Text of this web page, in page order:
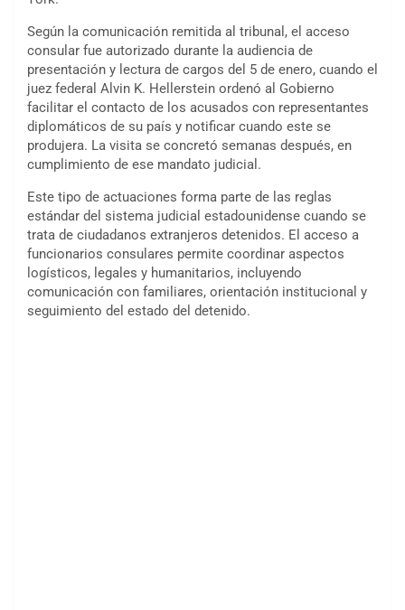
Según la comunicación remitida al tribunal, el acceso
consular fue autorizado durante la audiencia de
presentación y lectura de cargos del 5 de enero, cuando el
juez federal Alvin K. Hellerstein ordenó al Gobierno
facilitar el contacto de los acusados con representantes
diplomáticos de su país y notificar cuando este se
produjera. La visita se concretó semanas después, en
cumplimiento de ese mandato judicial.
Este tipo de actuaciones forma parte de las reglas
estándar del sistema judicial estadounidense cuando se
trata de ciudadanos extranjeros detenidos. El acceso a
funcionarios consulares permite coordinar aspectos
logísticos, legales y humanitarios, incluyendo
comunicación con familiares, orientación institucional y
seguimiento del estado del detenido.